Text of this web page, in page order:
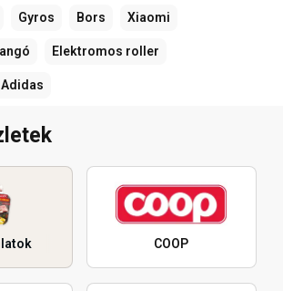
Gyros Bors Xiaomi
Elektromos roller
Adidas
COOP